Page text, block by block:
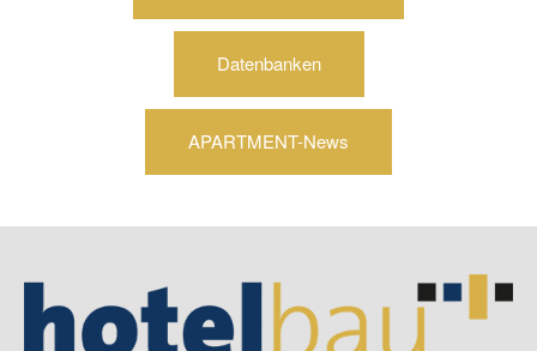
Datenbanken
APARTMENT-News